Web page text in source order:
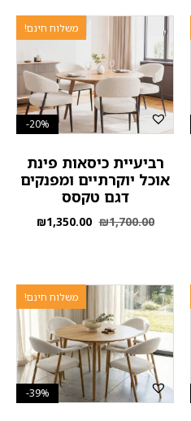
משלוח חינם!
20%-
רביעיית כיסאות פינת
אוכל יוקרתיים ומפנקים
דגם טקסס
₪1,700.00
₪1,350.00
משלוח חינם!
39%-